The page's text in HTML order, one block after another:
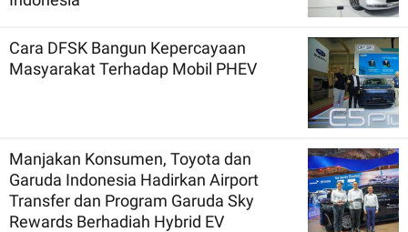
Cara DFSK Bangun Kepercayaan
Masyarakat Terhadap Mobil PHEV
Manjakan Konsumen, Toyota dan
Garuda Indonesia Hadirkan Airport
Transfer dan Program Garuda Sky
Rewards Berhadiah Hybrid EV